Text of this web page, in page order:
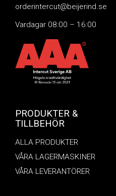
orderintercut@beijerind.se
Vardagar 08:00 – 16:00
PRODUKTER &
TILLBEHÖR
ALLA PRODUKTER
VÅRA LAGERMASKINER
VÅRA LEVERANTÖRER